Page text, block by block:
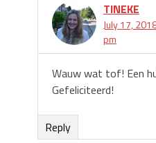
TINEKE
July 17,
pm
Wauw wat tof! Een
Gefeliciteerd!
Reply